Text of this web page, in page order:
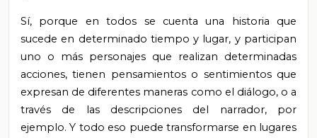
Sí, porque en todos se cuenta una historia que
sucede en determinado tiempo y lugar, y participan
uno o más personajes que realizan determinadas
acciones, tienen pensamientos o sentimientos que
expresan de diferentes maneras como el diálogo, o a
través de las descripciones del narrador, por
ejemplo. Y todo eso puede transformarse en lugares